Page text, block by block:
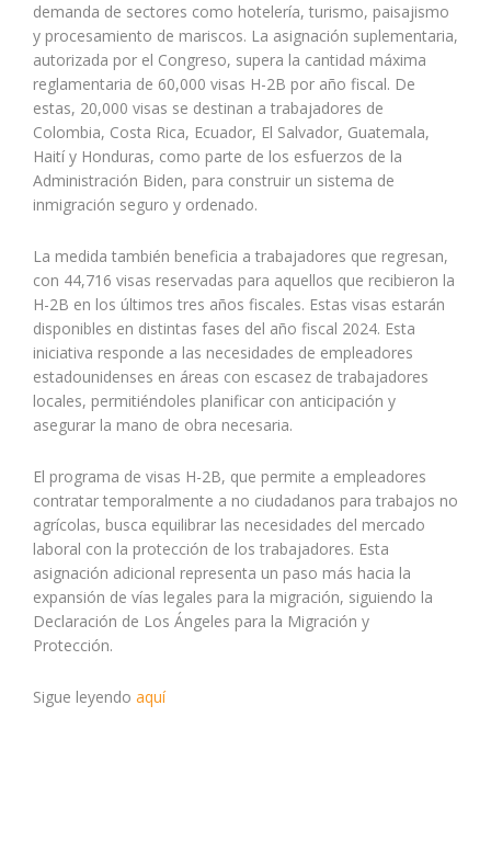
demanda de sectores como hotelería, turismo, paisajismo
y procesamiento de mariscos. La asignación suplementaria,
autorizada por el Congreso, supera la cantidad máxima
reglamentaria de 60,000 visas H-2B por año fiscal. De
estas, 20,000 visas se destinan a trabajadores de
Colombia, Costa Rica, Ecuador, El Salvador, Guatemala,
Haití y Honduras, como parte de los esfuerzos de la
Administración Biden, para construir un sistema de
inmigración seguro y ordenado.
La medida también beneficia a trabajadores que regresan,
con 44,716 visas reservadas para aquellos que recibieron la
H-2B en los últimos tres años fiscales. Estas visas estarán
disponibles en distintas fases del año fiscal 2024. Esta
iniciativa responde a las necesidades de empleadores
estadounidenses en áreas con escasez de trabajadores
locales, permitiéndoles planificar con anticipación y
asegurar la mano de obra necesaria.
El programa de visas H-2B, que permite a empleadores
contratar temporalmente a no ciudadanos para trabajos no
agrícolas, busca equilibrar las necesidades del mercado
laboral con la protección de los trabajadores. Esta
asignación adicional representa un paso más hacia la
expansión de vías legales para la migración, siguiendo la
Declaración de Los Ángeles para la Migración y
Protección.
Sigue leyendo aquí